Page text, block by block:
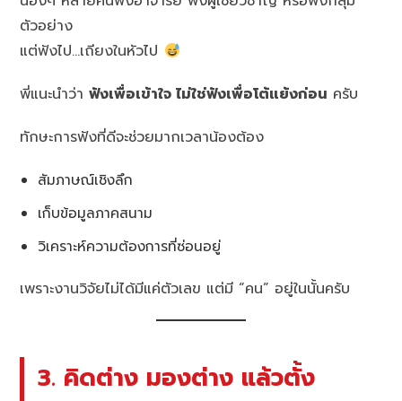
ตัวอย่าง
แต่ฟังไป…เถียงในหัวไป
พี่แนะนำว่าฟังเพื่อเข้าใจ ไม่ใช่ฟังเพื่อโต้แย้งก่อน ครับ
ทักษะการฟังที่ดีจะช่วยมากเวลาน้องต้อง
สัมภาษณ์เชิงลึก
เก็บข้อมูลภาคสนาม
วิเคราะห์ความต้องการที่ซ่อนอยู่
เพราะงานวิจัยไม่ได้มีแค่ตัวเลข แต่มี “คน” อยู่ในนั้นครับ
3. คิดต่าง มองต่าง แล้วตั้ง